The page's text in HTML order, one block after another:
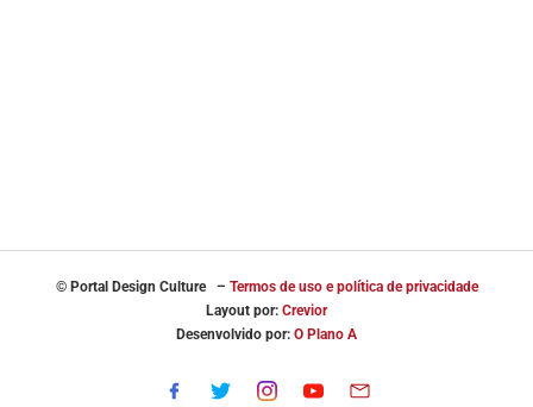
© Portal Design Culture – Termos de uso e política de privacidade
Layout por: Crevior
Desenvolvido por: O Plano A